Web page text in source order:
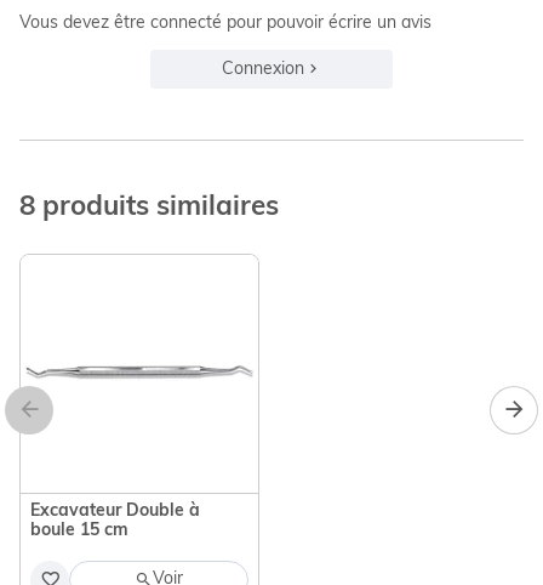
Vous devez être connecté pour pouvoir écrire un avis
Connexion
8 produits similaires
Excavateur Double à
boule 15 cm
Voir